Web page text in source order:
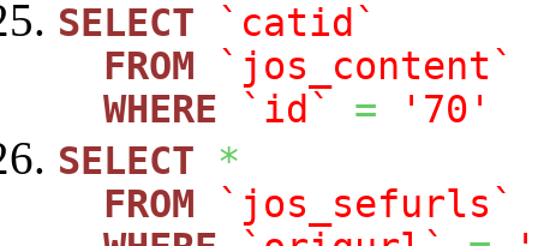
SELECT
`catid`
FROM
`jos_content`
WHERE
`id` =
'70'
SELECT
*
FROM
`jos_sefurls`